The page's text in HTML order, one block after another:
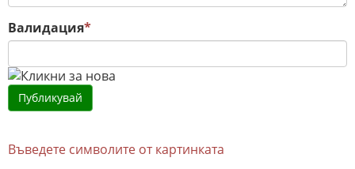
Валидация*
Въведете символите от картинката